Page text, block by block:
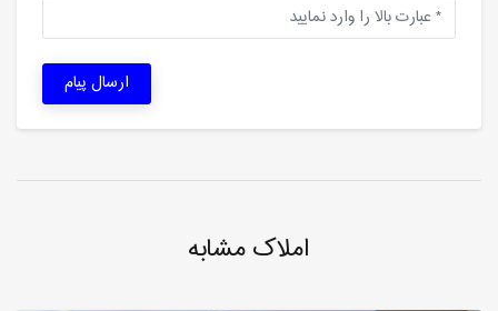
ارسال پیام
املاک مشابه